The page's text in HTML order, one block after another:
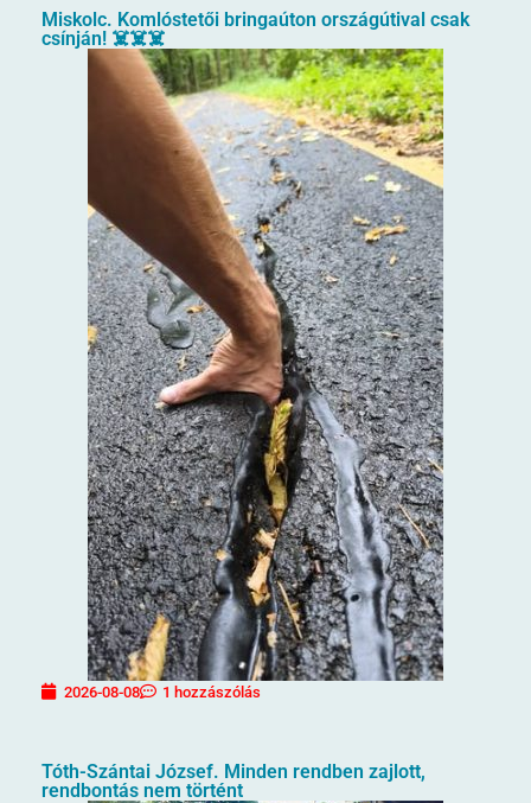
Miskolc. Komlóstetői bringaúton országútival csak
csínján! ☠️☠️☠️
2026-08-08 1 hozzászólás
Tóth-Szántai József. Minden rendben zajlott,
rendbontás nem történt